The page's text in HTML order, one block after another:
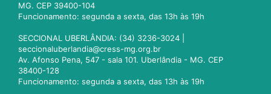
MG. CEP 39400-104
Funcionamento: segunda a sexta, das 13h às 19h
SECCIONAL UBERLÂNDIA: (34) 3236-3024 |
seccionaluberlandia@cress-mg.org.br
Av. Afonso Pena, 547 - sala 101. Uberlândia - MG. CEP
38400-128
Funcionamento: segunda a sexta, das 13h às 19h